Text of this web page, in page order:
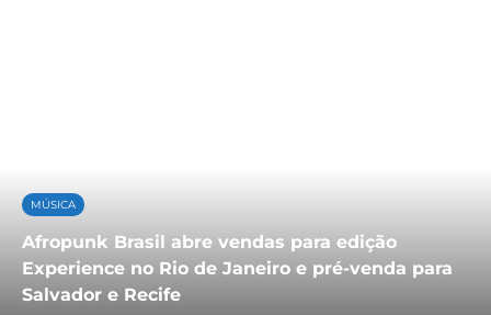
MÚSICA
Afropunk Brasil abre vendas para edição
Experience no Rio de Janeiro e pré-venda para
Salvador e Recife